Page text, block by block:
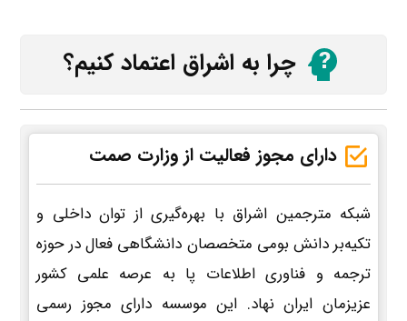
چرا به اشراق اعتماد کنیم؟
دارای مجوز فعالیت از وزارت صمت
شبکه مترجمین اشراق با بهره‌گیری از توان داخلی و
تکیه‌بر دانش بومی متخصصان دانشگاهی فعال در حوزه
ترجمه و فناوری اطلاعات پا به عرصه علمی کشور
عزیزمان ایران نهاد. این موسسه دارای مجوز رسمی